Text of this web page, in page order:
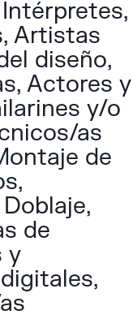
Artistas
diseño,
Actores y
y/o
as
de
de
y